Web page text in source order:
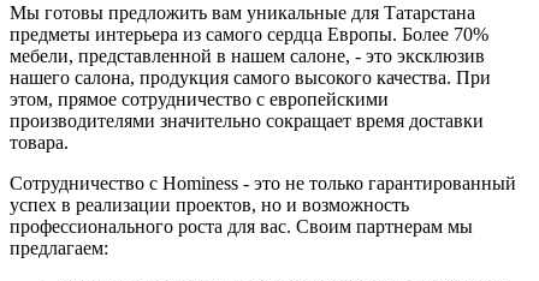
Мы готовы предложить вам уникальные для Татарстана
предметы интерьера из самого сердца Европы. Более 70%
мебели, представленной в нашем салоне, - это эксклюзив
нашего салона, продукция самого высокого качества. При
этом, прямое сотрудничество с европейскими
производителями значительно сокращает время доставки
товара.
Сотрудничество с Hominess - это не только гарантированный
успех в реализации проектов, но и возможность
профессионального роста для вас. Своим партнерам мы
предлагаем: